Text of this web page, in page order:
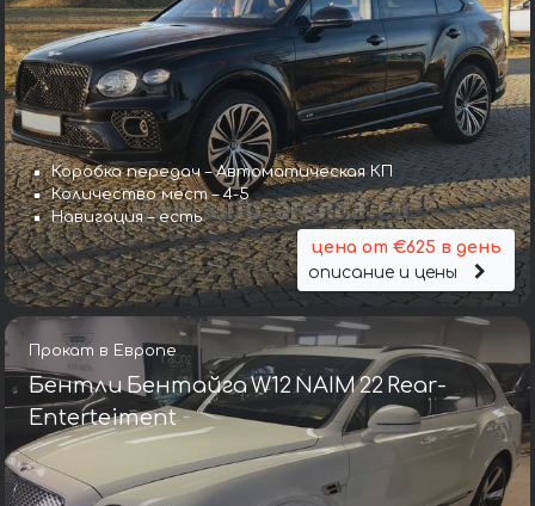
Коробка передач – Автоматическая КП
Количество мест – 4-5
Навигация – есть
цена от €625 в день
описание и цены
Прокат в Европе
Бентли Бентайга W12 NAIM 22 Rear-
Enterteiment